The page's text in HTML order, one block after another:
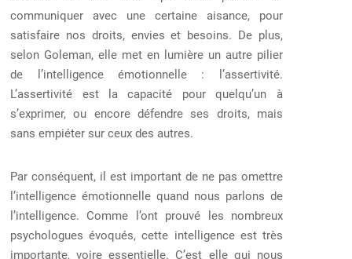
communiquer avec une certaine aisance, pour
satisfaire nos droits, envies et besoins. De plus,
selon Goleman, elle met en lumière un autre pilier
de l’intelligence émotionnelle : l’assertivité.
L’assertivité est la capacité pour quelqu’un à
s’exprimer, ou encore défendre ses droits, mais
sans empiéter sur ceux des autres.
Par conséquent, il est important de ne pas omettre
l’intelligence émotionnelle quand nous parlons de
l’intelligence. Comme l’ont prouvé les nombreux
psychologues évoqués, cette intelligence est très
importante, voire essentielle. C’est elle qui nous